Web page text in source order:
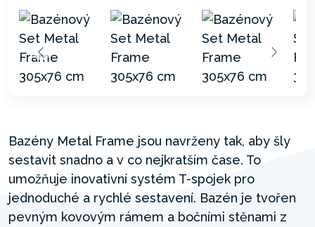
Bazény Metal Frame jsou navrženy tak, aby šly
sestavit snadno a v co nejkratším čase. To
umožňuje inovativní systém T-spojek pro
jednoduché a rychlé sestavení. Bazén je tvořen
pevným kovovým rámem a bočními stěnami z